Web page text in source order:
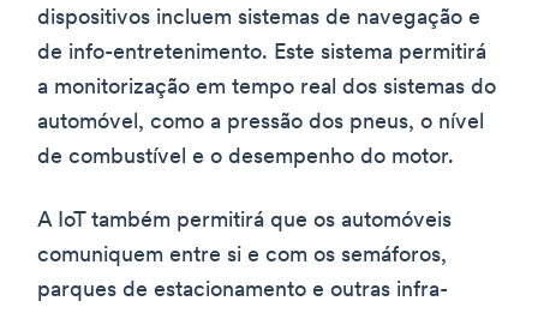
dispositivos incluem sistemas de navegação e
de info-entretenimento. Este sistema permitirá
a monitorização em tempo real dos sistemas do
automóvel, como a pressão dos pneus, o nível
de combustível e o desempenho do motor.
A IoT também permitirá que os automóveis
comuniquem entre si e com os semáforos,
parques de estacionamento e outras infra-